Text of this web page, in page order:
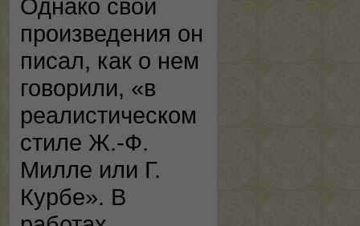
Однако свои
произведения он
писал, как о нем
говорили, «в
реалистическом
стиле Ж.-Ф.
Милле или Г.
Курбе». В